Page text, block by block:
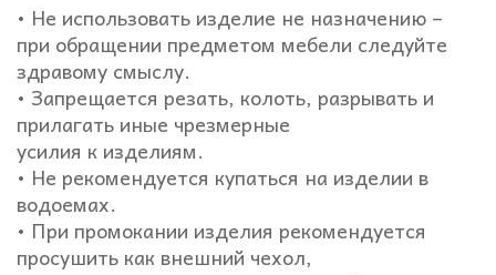
• Не использовать изделие не назначению –
при обращении предметом мебели следуйте
здравому смыслу.
• Запрещается резать, колоть, разрывать и
прилагать иные чрезмерные
усилия к изделиям.
• Не рекомендуется купаться на изделии в
водоемах.
• При промокании изделия рекомендуется
просушить как внешний чехол,